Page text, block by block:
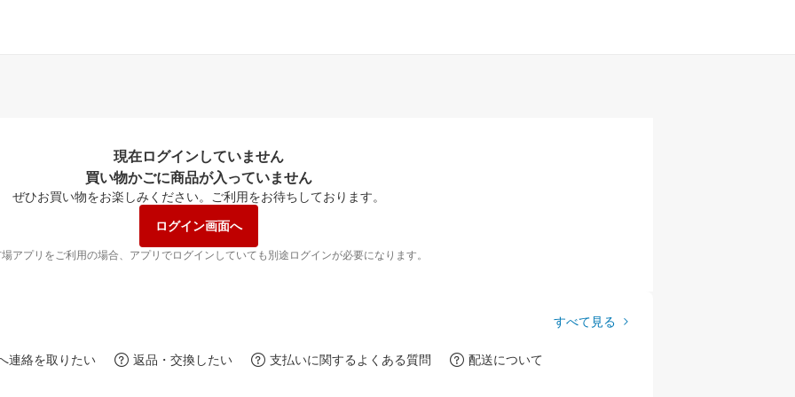
現在ログインしていません
買い物かごに商品が入っていません
ぜひお買い物をお楽しみください。 ご利用をお待ちしております。
ログイン画面へ
アプリをご利用の場合、アプリでログインしていても別途ログインが必要になります。
すべて見る
連絡を取りたい 返品・交換したい 支払いに関するよくある質問 配送について